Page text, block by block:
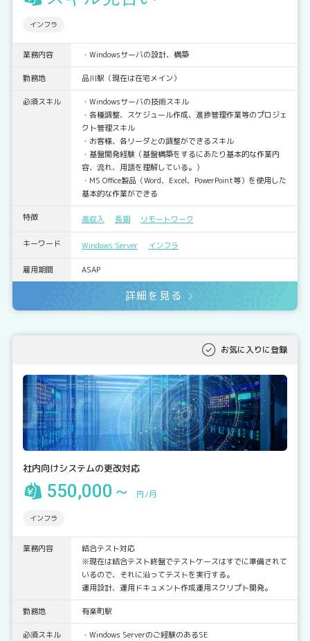
インフラ
業務内容 ・Windowsサーバの設計、構築
勤務地 品川駅（現在は在宅メイン）
必須スキル
・Windowsサーバの技術スキル
・各種調整、スケジュール作成、進捗管理作業等のプロジェ
クト管理スキル
・お客様、各リーダとの調整ができるスキル
・基盤開発経験（基盤構築をするにあたり基本的な作業内
容、流れ、用語を理解している。）
・MS Office製品（Word、Excel、PowerPoint等）を使用した
基本的な作業ができる
特徴 高収入 長期 リモートワーク
キーワード Windows Server インフラ
雇用期間 ASAP
詳細を見る
お気に入りに登録
社内向けシステムの更改対応
550,000～ 円/月
インフラ
業務内容
結合テスト対応
※現在は結合テスト終盤でテストケースはすでに準備されて
いるので、それに沿ってテストを実行する。
運用設計、運用ドキュメント作成運用スクリプト開発。
勤務地 有楽町駅
必須スキル
・Windows Serverのご経験のあるSE